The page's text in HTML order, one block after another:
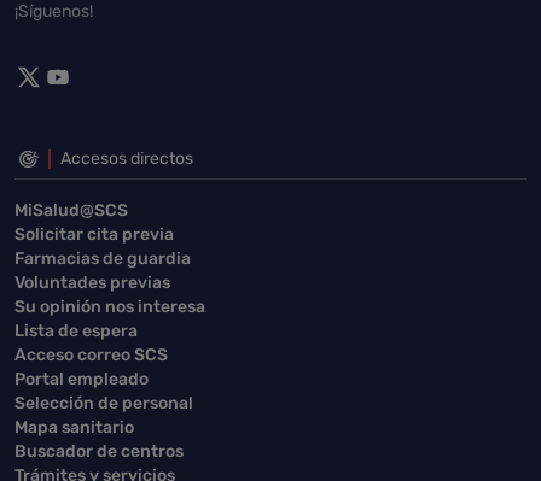
¡Síguenos!
Accesos directos
MiSalud@SCS
Solicitar cita previa
Farmacias de guardia
Voluntades previas
Su opinión nos interesa
Lista de espera
Acceso correo SCS
Portal empleado
Selección de personal
Mapa sanitario
Buscador de centros
Trámites y servicios